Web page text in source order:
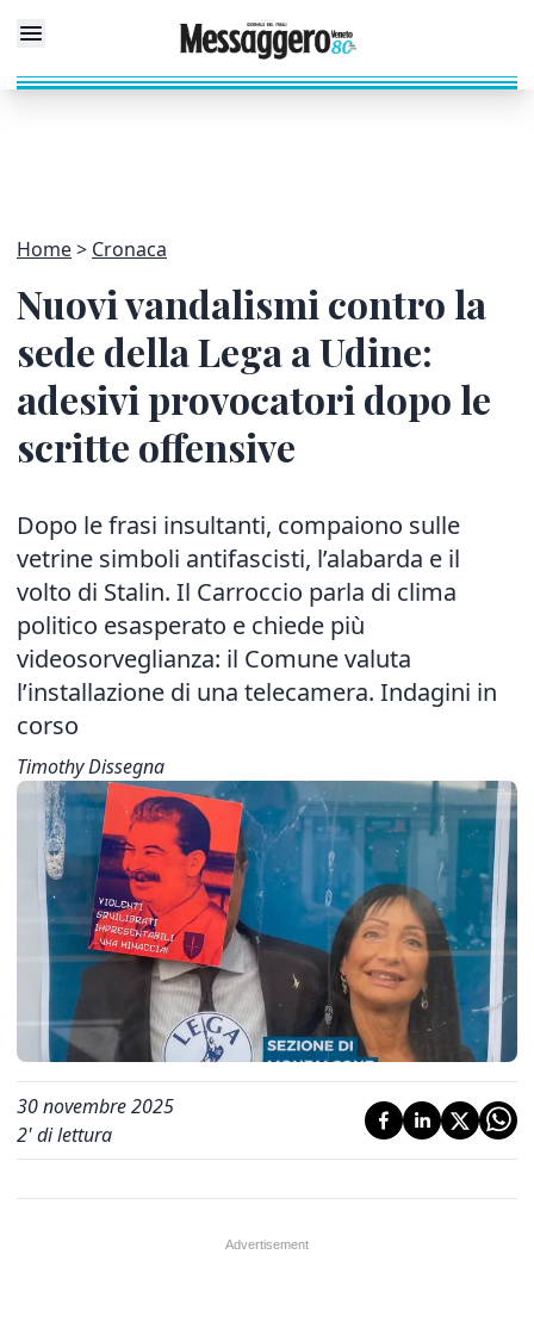
Home Cronaca
Nuovi vandalismi contro la
sede della Lega a Udine:
adesivi provocatori dopo le
scritte offensive
Dopo le frasi insultanti, compaiono sulle
vetrine simboli antifascisti, l’alabarda e il
volto di Stalin. Il Carroccio parla di clima
politico esasperato e chiede più
videosorveglianza: il Comune valuta
l’installazione di una telecamera. Indagini in
corso
Timothy Dissegna
30 novembre 2025
2' di lettura